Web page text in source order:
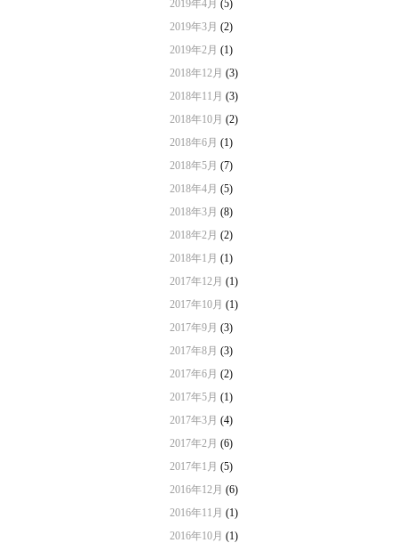
2019年4月 (5)
2019年3月 (2)
2019年2月 (1)
2018年12月 (3)
2018年11月 (3)
2018年10月 (2)
2018年6月 (1)
2018年5月 (7)
2018年4月 (5)
2018年3月 (8)
2018年2月 (2)
2018年1月 (1)
2017年12月 (1)
2017年10月 (1)
2017年9月 (3)
2017年8月 (3)
2017年6月 (2)
2017年5月 (1)
2017年3月 (4)
2017年2月 (6)
2017年1月 (5)
2016年12月 (6)
2016年11月 (1)
2016年10月 (1)